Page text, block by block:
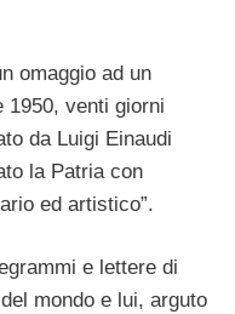
omaggio ad un
1950, venti giorni
da Luigi Einaudi
la Patria con
ed artistico”.
e lettere di
mondo e lui, arguto